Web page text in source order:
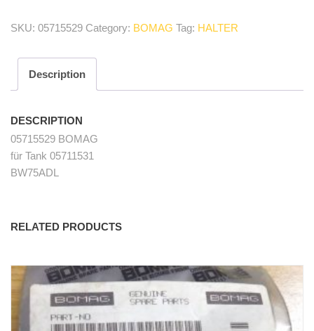
quantity
SKU: 05715529 Category: BOMAG Tag: HALTER
Description
DESCRIPTION
05715529 BOMAG
für Tank 05711531
BW75ADL
RELATED PRODUCTS